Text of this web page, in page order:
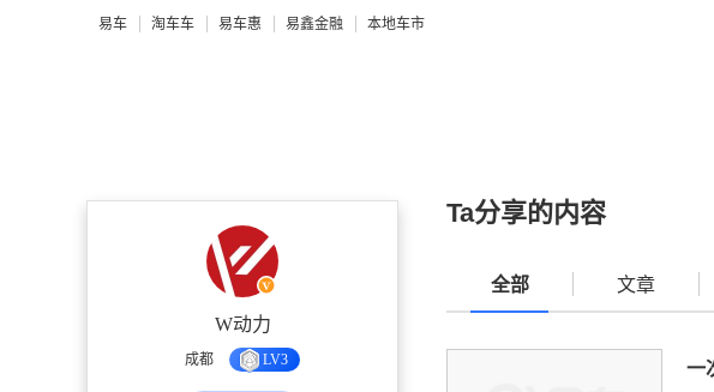
易车 淘车车 易车惠 易鑫金融 本地车市
W动力
成都 LV3
Ta分享的内容
全部 文章
一